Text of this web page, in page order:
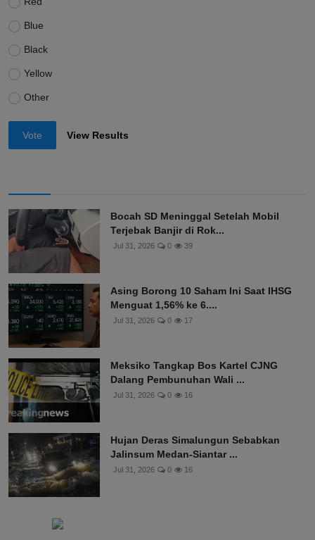
Blue
Black
Yellow
Other
Vote View Results
Bocah SD Meninggal Setelah Mobil
Terjebak Banjir di Rok...
Jul 31, 2026 0 39
Asing Borong 10 Saham Ini Saat IHSG
Menguat 1,56% ke 6....
Jul 31, 2026 0 17
Meksiko Tangkap Bos Kartel CJNG
Dalang Pembunuhan Wali ...
Jul 31, 2026 0 16
Hujan Deras Simalungun Sebabkan
Jalinsum Medan-Siantar ...
Jul 31, 2026 0 16